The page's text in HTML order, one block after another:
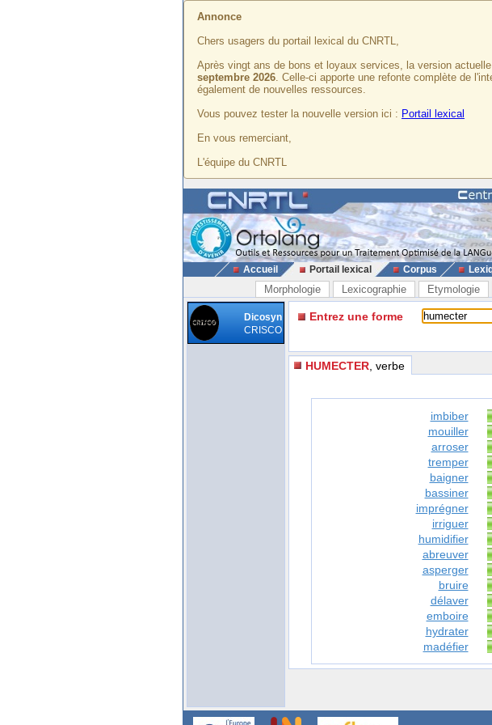
Annonce
Chers usagers du portail lexical du CNRTL,
Après vingt ans de bons et loyaux services, la version
septembre 2026. Celle-ci apporte une refonte complète de
également de nouvelles ressources.
Vous pouvez tester la nouvelle version ici : Portail lexical
En vous remerciant,
L'équipe du CNRTL
Accueil Portail lexical Corpus
Morphologie Lexicographie Etymologie
Dicosyn
CRISCO
Entrez une forme
HUMECTER , verbe
imbiber
mouiller
arroser
tremper
baigner
bassiner
imprégner
irriguer
humidifier
abreuver
asperger
bruire
délaver
emboire
hydrater
madéfier